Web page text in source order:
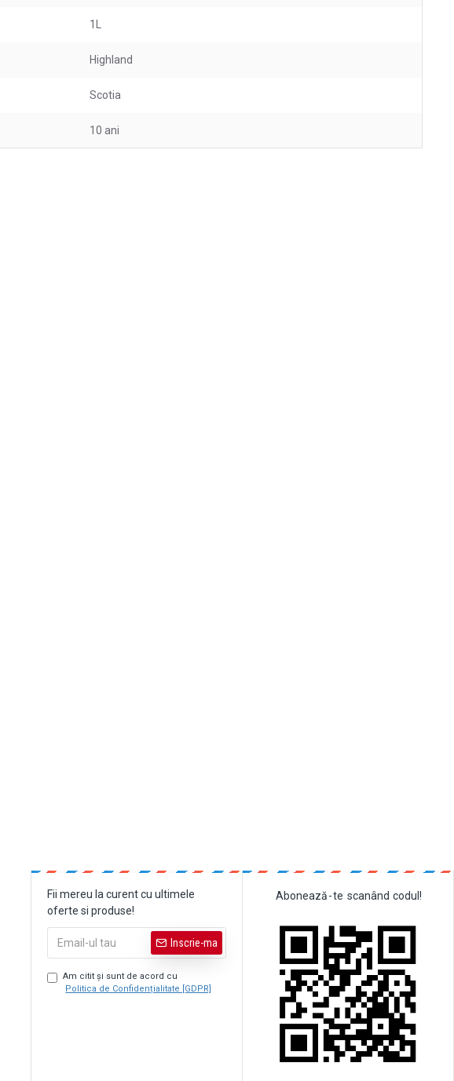
1L
Highland
Scotia
10 ani
Fii mereu la curent cu ultimele
oferte si produse!
Inscrie-ma
Am citit şi sunt de acord cu
Politica de Confidențialitate [GDPR]
Abonează-te scanând codul!